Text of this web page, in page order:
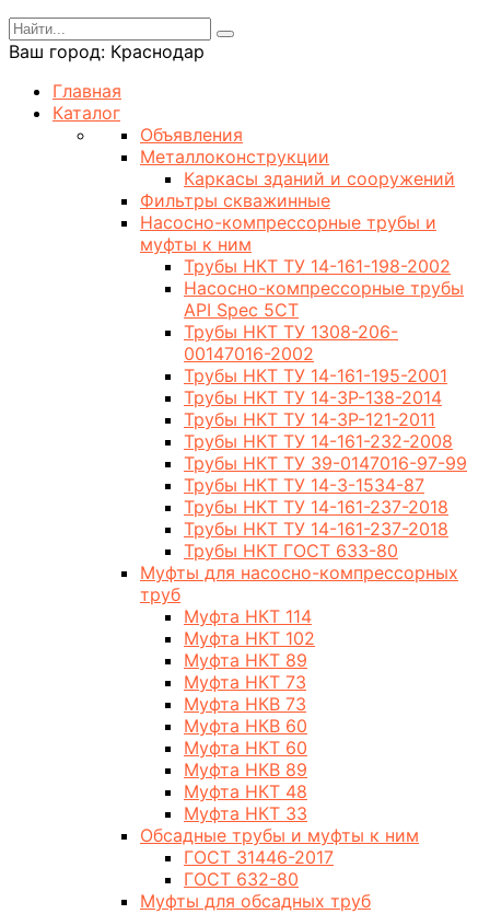
Ваш город: Краснодар
Главная
Каталог
Объявления
Металлоконструкции
Каркасы зданий и сооружений
Фильтры скважинные
Насосно-компрессорные трубы и
муфты к ним
Трубы НКТ ТУ 14-161-198-2002
Насосно-компрессорные трубы
API Spec 5CT
Трубы НКТ ТУ 1308-206-
00147016-2002
Трубы НКТ ТУ 14-161-195-2001
Трубы НКТ ТУ 14-3Р-138-2014
Трубы НКТ ТУ 14-3Р-121-2011
Трубы НКТ ТУ 14-161-232-2008
Трубы НКТ ТУ 39-0147016-97-99
Трубы НКТ ТУ 14-3-1534-87
Трубы НКТ ТУ 14-161-237-2018
Трубы НКТ ТУ 14-161-237-2018
Трубы НКТ ГОСТ 633-80
Муфты для насосно-компрессорных
труб
Муфта НКТ 114
Муфта НКТ 102
Муфта НКТ 89
Муфта НКТ 73
Муфта НКВ 73
Муфта НКВ 60
Муфта НКТ 60
Муфта НКВ 89
Муфта НКТ 48
Муфта НКТ 33
Обсадные трубы и муфты к ним
ГОСТ 31446-2017
ГОСТ 632-80
Муфты для обсадных труб